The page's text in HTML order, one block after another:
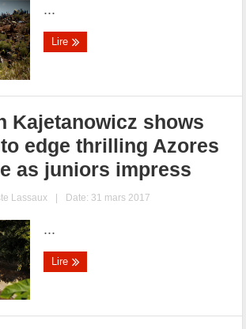
...
Lire
Kajetanowicz shows
edge thrilling Azores
as juniors impress
Lassaux | Date: 31 mars 2017
...
Lire